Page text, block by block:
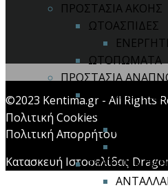
ΠΡΟΣΤΑΣΙΑ ΑΚΟΗΣ
ΩΤΟΑΣΠΙΔΕΣ
ΩΤΟΠΩΜΑΤΑ
ΠΡΟΣΤΑΣΙΑ
ΜΑΣΚΕΣ
ΠΡΟΣΩΠΟΥ
ΣΥΣΤΗΜΑ
©2023 Kentima.gr - All Rights
Πολιτική Cookies
Πολιτική Απορρήτου
Κατασκευή Ιστοσελίδας